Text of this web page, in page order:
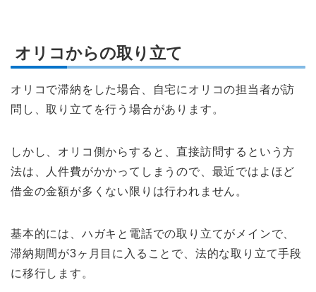
オリコからの取り立て
オリコで滞納をした場合、自宅にオリコの担当者が訪
問し、取り立てを行う場合があります。
しかし、オリコ側からすると、直接訪問するという方
法は、人件費がかかってしまうので、最近ではよほど
借金の金額が多くない限りは行われません。
基本的には、ハガキと電話での取り立てがメインで、
滞納期間が3ヶ月目に入ることで、法的な取り立て手段
に移行します。